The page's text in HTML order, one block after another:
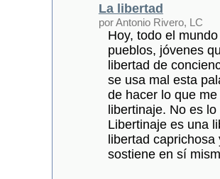
La libertad
por Antonio Rivero, LC
Hoy, todo el
pueblos, jóvenes
libertad de
se usa mal esta
de hacer lo que
libertinaje. No es
Libertinaje es una
libertad
sostiene en sí